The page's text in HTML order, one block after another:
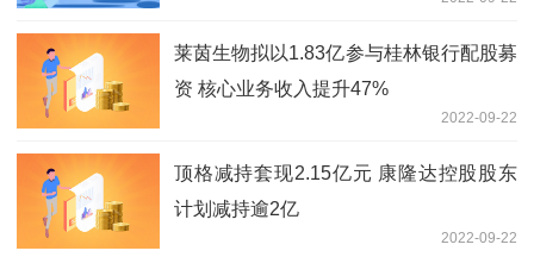
莱茵生物拟以1.83亿参与桂林银行配股募
资 核心业务收入提升47%
2022-09-22
顶格减持套现2.15亿元 康隆达控股股东
计划减持逾2亿
2022-09-22